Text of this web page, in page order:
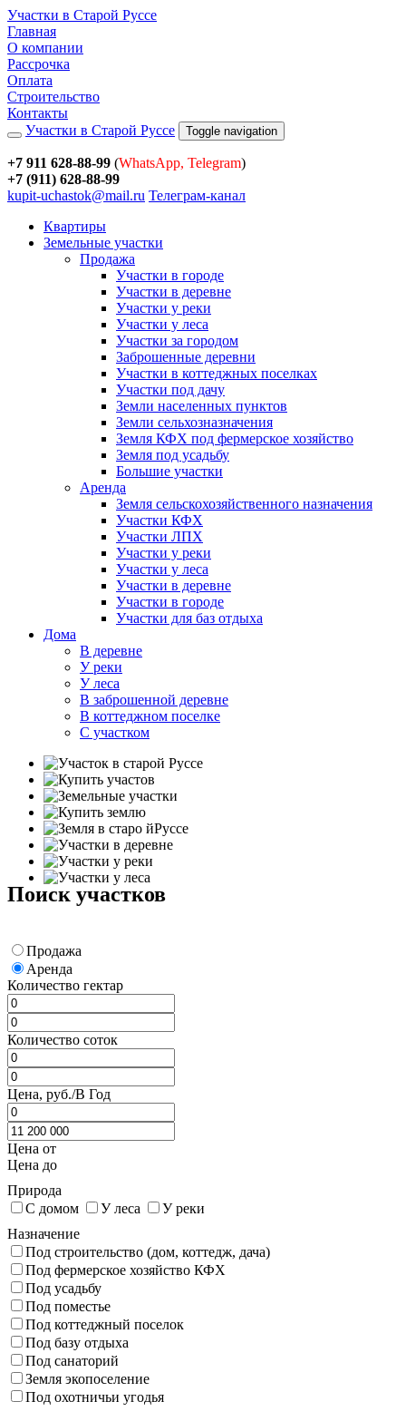
Участки в Старой Руссе
Главная
О компании
Рассрочка
Оплата
Строительство
Контакты
Участки в Старой Руссе
Toggle navigation
+7 911 628-88-99 (WhatsApp, Telegram)
+7 (911) 628-88-99
kupit-uchastok@mail.ru Телеграм-канал
Квартиры
Земельные участки
Продажа
Участки в городе
Участки в деревне
Участки у реки
Участки у леса
Участки за городом
Заброшенные деревни
Участки в коттеджных поселках
Участки под дачу
Земли населенных пунктов
Земли сельхозназначения
Земля КФХ под фермерское хозяйство
Земля под усадьбу
Большие участки
Аренда
Земля сельскохозяйственного назначения
Участки КФХ
Участки ЛПХ
Участки у реки
Участки у леса
Участки в деревне
Участки в городе
Участки для баз отдыха
Дома
В деревне
У реки
У леса
В заброшенной деревне
В коттеджном поселке
С участком
Поиск участков
Продажа
Аренда
Количество гектар
Количество соток
Цена, руб./В Год
Цена от
Цена до
Природа
С домом
У леса
У реки
Назначение
Под строительство (дом, коттедж, дача)
Под фермерское хозяйство КФХ
Под усадьбу
Под поместье
Под коттеджный поселок
Под базу отдыха
Под санаторий
Земля экопоселение
Под охотничьи угодья